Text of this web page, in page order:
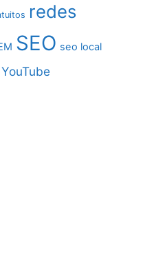
redes
SEO seo local
YouTube